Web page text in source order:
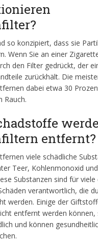
so konzipiert, dass sie
Wenn Sie an einer
den Filter gedrückt, der
zurückhält. Die
dabei etwa 30
Rauch.
entfernt?
viele schädliche
Teer, Kohlenmonoxid und
Substanzen sind für viele
verantwortlich, die
werden. Einige der
entfernt werden können,
und können